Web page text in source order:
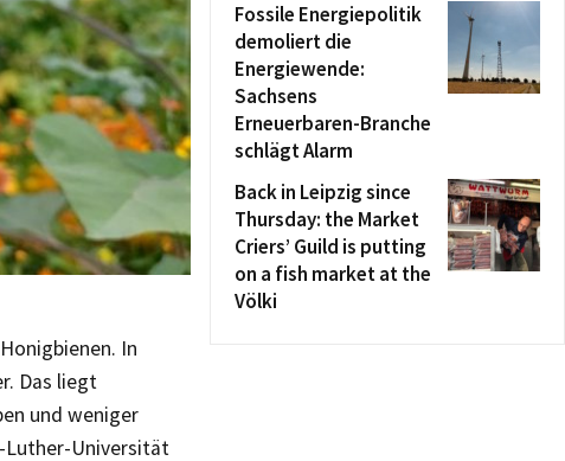
In
Das liegt
und weniger
Luther-Universität
Fossile Energiepolitik
demoliert die
Energiewende:
Sachsens
Erneuerbaren-Branche
schlägt Alarm
Back in Leipzig since
Thursday: the Market
Criers’ Guild is putting
on a fish market at the
Völki